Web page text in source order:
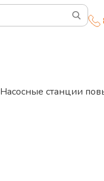
Насосные станции